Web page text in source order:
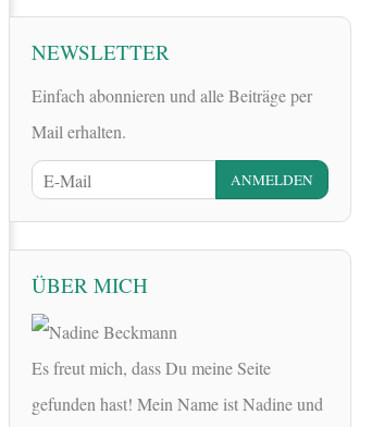
NEWSLETTER
Einfach abonnieren und alle Beiträge per
Mail erhalten.
ÜBER MICH
Es freut mich, dass Du meine Seite
gefunden hast! Mein Name ist Nadine und